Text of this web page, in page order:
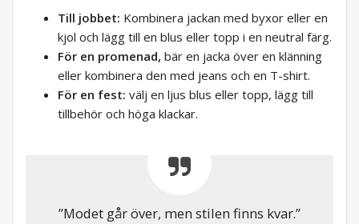
Till jobbet: Kombinera jackan med byxor eller en
kjol och lägg till en blus eller topp i en neutral färg.
För en promenad, bär en jacka över en klänning
eller kombinera den med jeans och en T-shirt.
För en fest: välj en ljus blus eller topp, lägg till
tillbehör och höga klackar.
”Modet går över, men stilen finns kvar.”